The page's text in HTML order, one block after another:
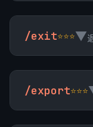
/exit⭐⭐⭐▼
/export⭐⭐⭐